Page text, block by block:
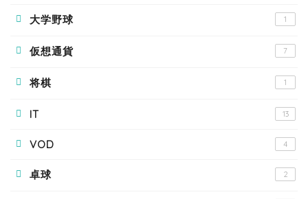
大学野球 1
仮想通貨 7
将棋 1
IT 13
VOD 4
卓球 2